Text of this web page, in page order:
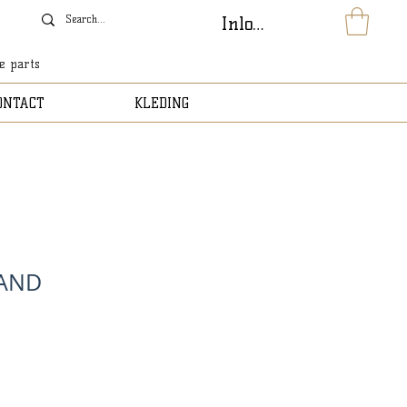
parts
Inloggen
KLEDING